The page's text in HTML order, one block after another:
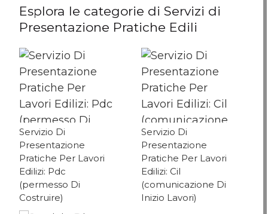
Esplora le categorie di Servizi di
Presentazione Pratiche Edili
Servizio Di
Presentazione
Pratiche Per Lavori
Edilizi: Pdc
(permesso Di
Costruire)
Servizio Di
Presentazione
Pratiche Per Lavori
Edilizi: Cil
(comunicazione Di
Inizio Lavori)